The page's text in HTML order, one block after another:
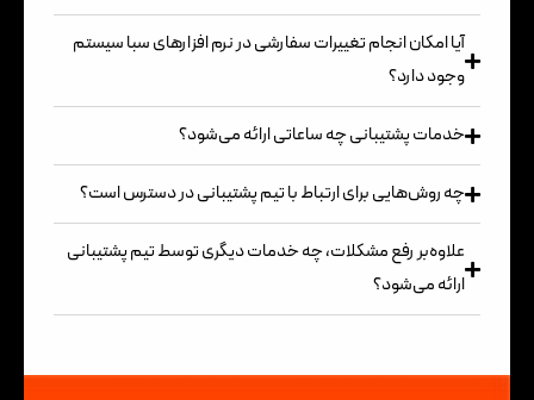
آیا امکان انجام تغییرات سفارشی در نرم افزارهای سبا‌ سیستم
وجود دارد؟
خدمات پشتیبانی چه ساعاتی ارائه می‌شود؟
چه روش‌هایی برای ارتباط با تیم پشتیبانی در دسترس است؟
علاوه‌بر رفع مشکلات، چه خدمات دیگری توسط تیم پشتیبانی
ارائه می‌شود؟